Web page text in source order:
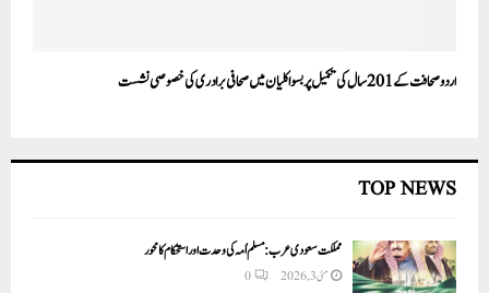
اردو صحافت کے 201سال کی تکمیل پر بسواکلیان میں صحافی برادری کی خصوصی نشست
TOP NEWS
مملکت سعودی عرب: مسلم اُمہ کی وحدت اور استحکام کا محور
مئی 3, 2026 0